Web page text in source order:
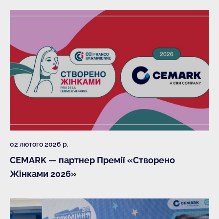
02 лютого 2026 р.
CEMARK — партнер Премії «Створено
Жінками 2026»